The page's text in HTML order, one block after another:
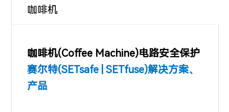
咖啡机
咖啡机(Coffee Machine)电路安全保护
赛尔特(SETsafe | SETfuse)解决方案、
产品